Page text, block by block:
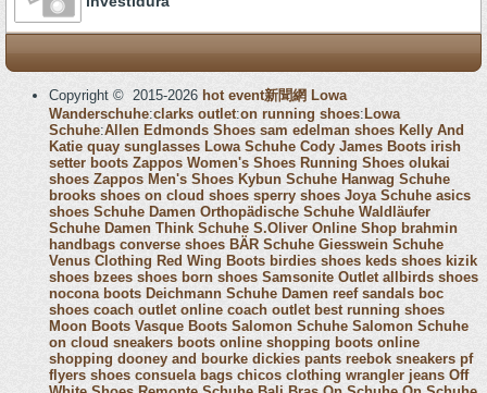
Copyright © 2015-2026 hot event新聞網 Lowa
Wanderschuhe:clarks outlet:on running shoes: Lowa
Schuhe:Allen Edmonds Shoes sam edelman shoes Kelly And
Katie quay sunglasses Lowa Schuhe Cody James Boots irish
setter boots Zappos Women's Shoes Running Shoes olukai
shoes Zappos Men's Shoes Kybun Schuhe Hanwag Schuhe
brooks shoes on cloud shoes sperry shoes Joya Schuhe asics
shoes Schuhe Damen Orthopädische Schuhe Waldläufer
Schuhe Damen Think Schuhe S.Oliver Online Shop brahmin
handbags converse shoes BÄR Schuhe Giesswein Schuhe
Venus Clothing Red Wing Boots birdies shoes keds shoes kizik
shoes bzees shoes born shoes Samsonite Outlet allbirds shoes
nocona boots Deichmann Schuhe Damen reef sandals boc
shoes coach outlet online coach outlet best running shoes
Moon Boots Vasque Boots Salomon Schuhe Salomon Schuhe
on cloud sneakers boots online shopping boots online
shopping dooney and bourke dickies pants reebok sneakers pf
flyers shoes consuela bags chicos clothing wrangler jeans Off